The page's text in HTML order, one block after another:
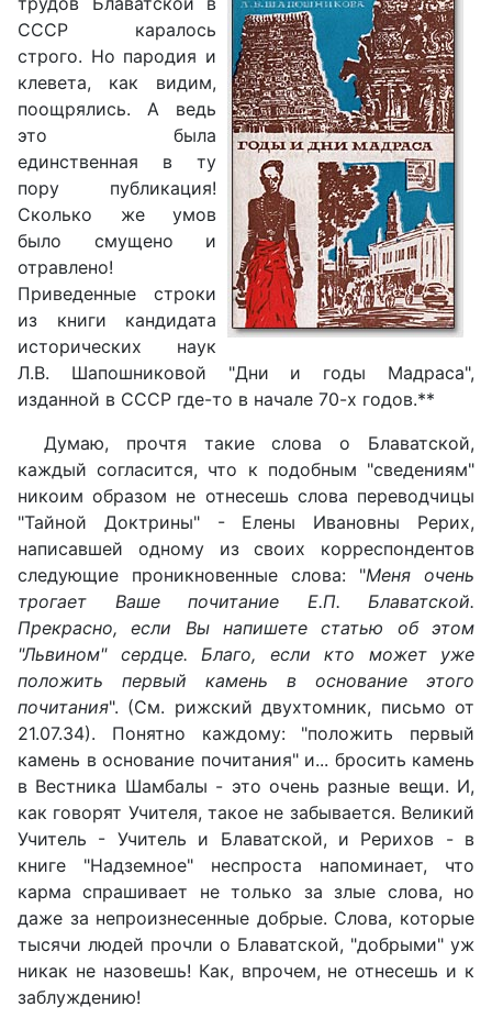
СССР каралось
строго. Но пародия и
клевета, как видим,
поощрялись. А ведь
это была
единственная в ту
пору публикация!
Сколько же умов
было смущено и
отравлено!
Приведенные строки
из книги кандидата
исторических наук
Л.В. Шапошниковой "Дни и годы Мадраса",
изданной в СССР где-то в начале 70-х годов.**
Думаю, прочтя такие слова о Блаватской,
каждый согласится, что к подобным "сведениям"
никоим образом не отнесешь слова переводчицы
"Тайной Доктрины" - Елены Ивановны Рерих,
написавшей одному из своих корреспондентов
следующие проникновенные слова: "Меня очень
трогает Ваше почитание Е.П. Блаватской.
Прекрасно, если Вы напишете статью об этом
"Львином" сердце. Благо, если кто может уже
положить первый камень в основание этого
почитания". (См. рижский двухтомник, письмо от
21.07.34). Понятно каждому: "положить первый
камень в основание почитания" и... бросить камень
в Вестника Шамбалы - это очень разные вещи. И,
как говорят Учителя, такое не забывается. Великий
Учитель - Учитель и Блаватской, и Рерихов - в
книге "Надземное" неспроста напоминает, что
карма спрашивает не только за злые слова, но
даже за непроизнесенные добрые. Слова, которые
тысячи людей прочли о Блаватской, "добрыми" уж
никак не назовешь! Как, впрочем, не отнесешь и к
заблуждению!